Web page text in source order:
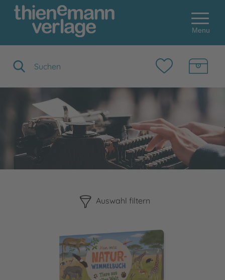
Menu
Auswahl filtern